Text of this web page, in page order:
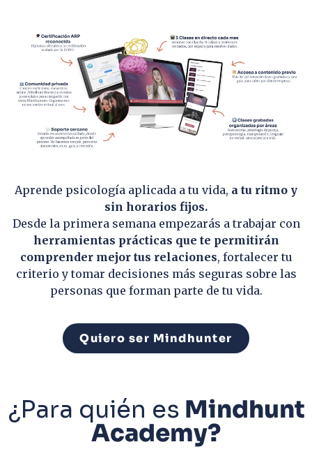
Aprende psicología aplicada a tu vida, a tu ritmo y
sin horarios fijos.
Desde la primera semana empezarás a trabajar con
herramientas prácticas que te permitirán
comprender mejor tus relaciones, fortalecer tu
criterio y tomar decisiones más seguras sobre las
personas que forman parte de tu vida.
Quiero ser Mindhunter
¿Para quién es Mindhunt
Academy?